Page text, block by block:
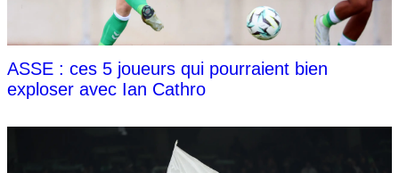
ASSE : ces 5 joueurs qui pourraient bien
exploser avec Ian Cathro